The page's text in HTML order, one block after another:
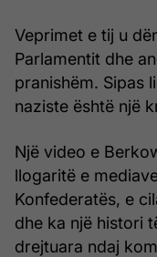
Veprimet e tij u
Parlamentit dhe
pranishëm. Sipas
naziste është një
Një video e
llogaritë e
Konfederatës, e
dhe ka një histori
drejtuara ndaj